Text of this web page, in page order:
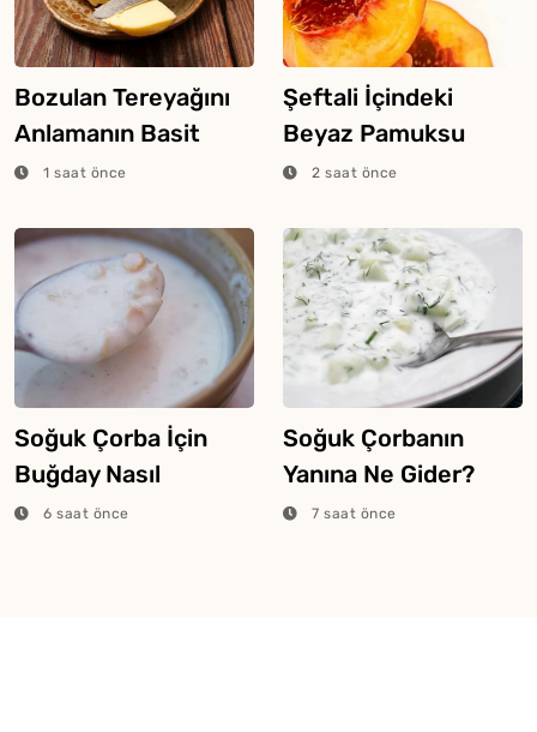
Bozulan Tereyağını
Anlamanın Basit
Yolları
1 saat önce
Şeftali İçindeki
Beyaz Pamuksu
Dokunun Sebebi
2 saat önce
Soğuk Çorba İçin
Buğday Nasıl
Haşlanır?
6 saat önce
Soğuk Çorbanın
Yanına Ne Gider?
7 saat önce